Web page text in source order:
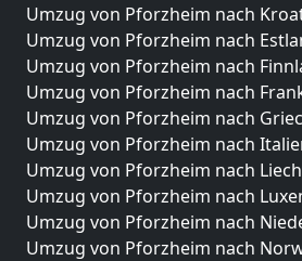
Umzug von Pforzheim nach
Umzug von Pforzheim nach
Umzug von Pforzheim nach
Umzug von Pforzheim nach
Umzug von Pforzheim nach
Umzug von Pforzheim nach
Umzug von Pforzheim nach
Umzug von Pforzheim nach
Umzug von Pforzheim nach
Umzug von Pforzheim nach